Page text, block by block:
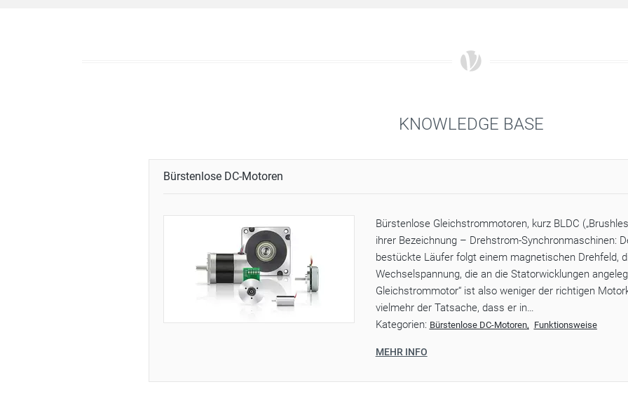
KNOWLEDGE BASE
Bürstenlose DC-Motoren
Bürstenlose Gleichstrommotoren, kurz BLDC
ihrer Bezeichnung – Drehstrom-Synchronmaschinen:
bestückte Läufer folgt einem magnetischen Drehfeld,
Wechselspannung, die an die Statorwicklungen
Gleichstrommotor“ ist also weniger der richtigen
vielmehr der Tatsache, dass er in…
Kategorien: Bürstenlose DC-Motoren Funktionsweise
MEHR INFO